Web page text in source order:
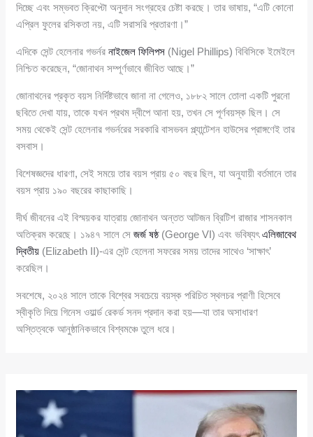
দিচ্ছে এবং সম্ভবত ক্রিপ্টো অনুদান সংগ্রহের চেষ্টা করছে। তার ভাষায়, “এটি কোনো
এপ্রিল ফুলের রসিকতা নয়, এটি সরাসরি প্রতারণা।”
এদিকে সেন্ট হেলেনার গভর্নরনাইজেল ফিলিপস (Nigel Phillips) বিবিসিকে ইমেইলে
নিশ্চিত করেছেন, “জোনাথন সম্পূর্ণভাবে জীবিত আছে।”
জোনাথনের প্রকৃত বয়স নির্দিষ্টভাবে জানা না গেলেও, ১৮৮২ সালে তোলা একটি পুরনো
ছবিতে দেখা যায়, তাকে যখন প্রথম দ্বীপে আনা হয়, তখন সে পূর্ণবয়স্ক ছিল। সে
সময় থেকেই সেন্ট হেলেনার গভর্নরের সরকারি বাসভবন প্ল্যান্টেশন হাউসের প্রাঙ্গণেই তার
বসবাস।
বিশেষজ্ঞদের ধারণা, সেই সময়ে তার বয়স প্রায় ৫০ বছর ছিল, যা অনুযায়ী বর্তমানে তার
বয়স প্রায় ১৯০ বছরের কাছাকাছি।
দীর্ঘ জীবনের এই বিস্ময়কর যাত্রায় জোনাথন অন্তত আটজন ব্রিটিশ রাজার শাসনকাল
অতিক্রম করেছে। ১৯৪৭ সালে সেজর্জ ষষ্ঠ(George VI) এবং ভবিষ্যৎএলিজাবেথ
দ্বিতীয় (Elizabeth II)-এর সেন্ট হেলেনা সফরের সময় তাদের সাথেও ‘সাক্ষাৎ’
করেছিল।
সবশেষে, ২০২৪ সালে তাকে বিশ্বের সবচেয়ে বয়স্ক পরিচিত স্থলচর প্রাণী হিসেবে
স্বীকৃতি দিয়ে গিনেস ওয়ার্ল্ড রেকর্ড সনদ প্রদান করা হয়—যা তার অসাধারণ
অস্তিত্বকে আনুষ্ঠানিকভাবে বিশ্বমঞ্চে তুলে ধরে।